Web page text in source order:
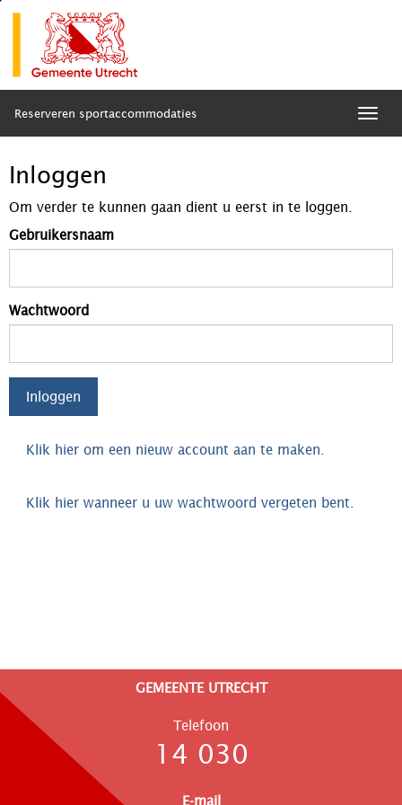
Reserveren sportaccommodaties
Inloggen
Om verder te kunnen gaan dient u eerst in te loggen.
Gebruikersnaam
Wachtwoord
Inloggen
Klik hier om een nieuw account aan te maken.
Klik hier wanneer u uw wachtwoord vergeten bent.
GEMEENTE UTRECHT
Telefoon
14 030
E-mail